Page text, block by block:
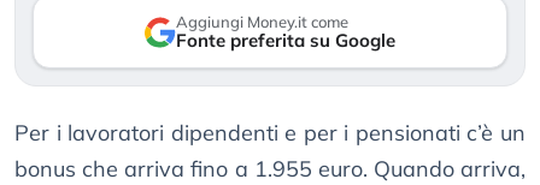
Aggiungi Money.it come
Fonte preferita su Google
Per i lavoratori dipendenti e per i pensionati c’è un
bonus che arriva fino a 1.955 euro. Quando arriva,